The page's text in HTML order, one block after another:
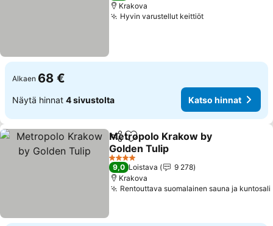
Krakova
Hyvin varustellut keittiötKatso hinnat
Alkaen 68 €
Näytä hinnat 4 sivustolta Katso hinnat
Jaa Lisää suosikkeihin
Metropolo Krakow by
Golden Tulip
Katso hinnat
4 Tähtiluokitus
9,0 Loistava
9 278
Krakova
Rentouttava suomalainen sauna ja kuntosali